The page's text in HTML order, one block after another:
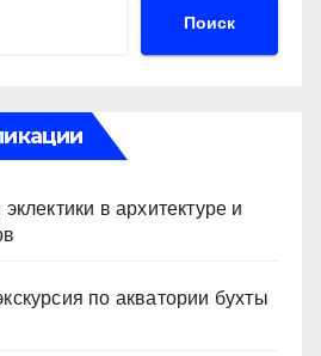
ki
ть
Поиск
в архитектуре и
по акватории бухты